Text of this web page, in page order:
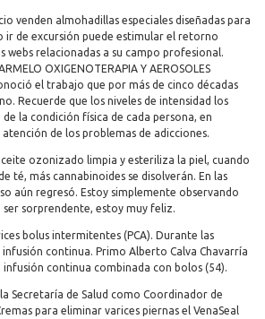
venden almohadillas especiales diseñadas para
ir de excursión puede estimular el retorno
webs relacionadas a su campo profesional.
OXIGENOTERAPIA Y AEROSOLES
el trabajo que por más de cinco décadas
Recuerde que los niveles de intensidad los
la condición física de cada persona, en
de los problemas de adicciones.
ozonizado limpia y esteriliza la piel, cuando
té, más cannabinoides se disolverán. En las
aún regresó. Estoy simplemente observando
ser sorprendente, estoy muy feliz.
bolus intermitentes (PCA). Durante las
continua. Primo Alberto Calva Chavarría
infusión continua combinada con bolos (54).
Secretaría de Salud como Coordinador de
para eliminar varices piernas el VenaSeal